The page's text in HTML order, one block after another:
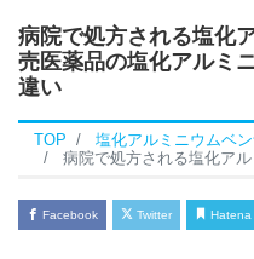
病院で処方される塩化
売医薬品の塩化アルミ
違い
TOP
塩化アルミニウムベ
病院で処方される塩化アルミニウム液と薬局
Facebook Twitter Hatena